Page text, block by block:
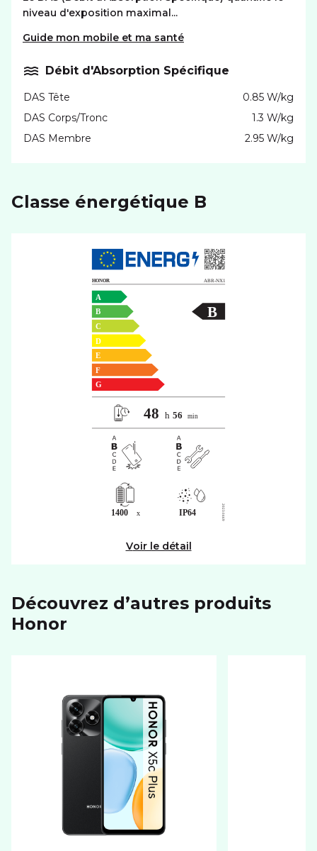
niveau d'exposition maximal...
Guide mon mobile et ma santé
Débit d'Absorption Spécifique
DAS Tête
0.85 W/kg
DAS Corps/Tronc
1.3 W/kg
DAS Membre
2.95 W/kg
Classe énergétique B
Voir le détail
Découvrez d’autres produits
honor